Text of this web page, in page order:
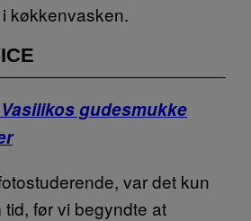
køkkenvasken.
gudesmukke
var det kun
før vi begyndte at